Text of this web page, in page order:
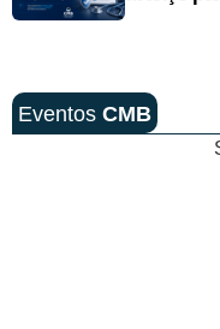
Eventos CMB